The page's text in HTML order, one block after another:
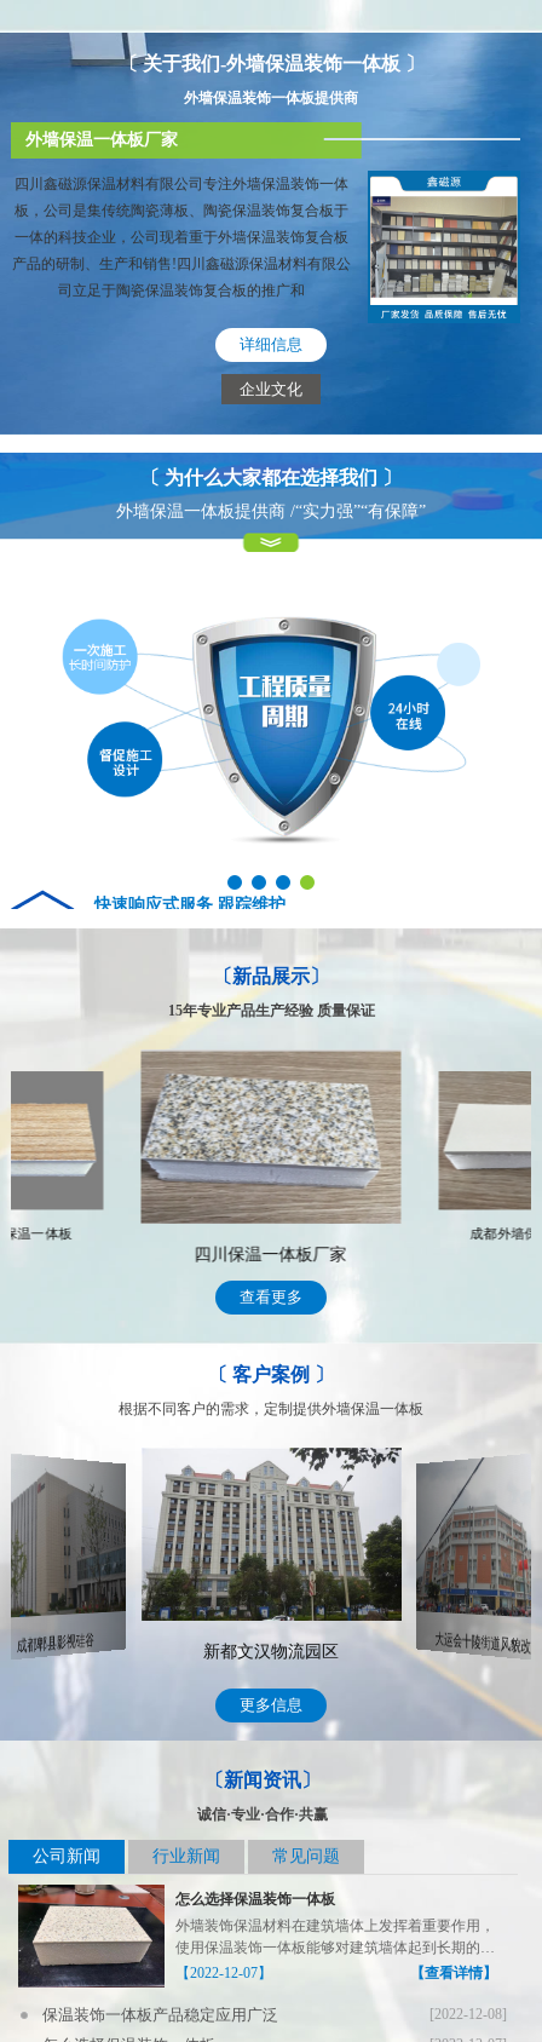
〔 关于我们-外墙保温装饰一体板 〕
外墙保温装饰一体板提供商
外墙保温一体板厂家
四川鑫磁源保温材料有限公司专注外墙保温装饰一体
板，公司是集传统陶瓷薄板、陶瓷保温装饰复合板于
一体的科技企业，公司现着重于外墙保温装饰复合板
产品的研制、生产和销售!四川鑫磁源保温材料有限公
司立足于陶瓷保温装饰复合板的推广和
详细信息
企业文化
〔 为什么大家都在选择我们 〕
外墙保温一体板提供商 /“实力强”“有保障”
04
快速响应式服务 跟踪维护
Fast response service tracking maintenance
专业的售后服务体系，让你得到的不仅仅是合作
公司拥有一支专业化的技术服务队伍，具有多年行业从事经验，能及
时、高效的为客户提供专业、科学、完善的整套系统解决方案 常年
跟踪服务，遇到有关技术和售后服务问题，我们将通过专门的部门及
时处理顾客的问题，完善周到的售后服务，赢得了众多客户的信赖
我们的售后服务
〔新品展示〕
15年专业产品生产经验 质量保证
保温一体板
四川保温一体板厂家
成都外墙保
查看更多
〔 客户案例 〕
根据不同客户的需求，定制提供外墙保温一体板
成都郫县影视硅谷 新都文汉物流园区 大运会十陵街道风貌改造
更多信息
〔新闻资讯〕
诚信·专业·合作·共赢
公司新闻 行业新闻 常见问题
怎么选择保温装饰一体板
外墙装饰保温材料在建筑墙体上发挥着重要作用，
使用保温装饰一体板能够对建筑墙体起到长期的保
温装饰作用，在...
【2022-12-07】 【查看详情】
[2022-12-08]
保温装饰一体板产品稳定应用广泛